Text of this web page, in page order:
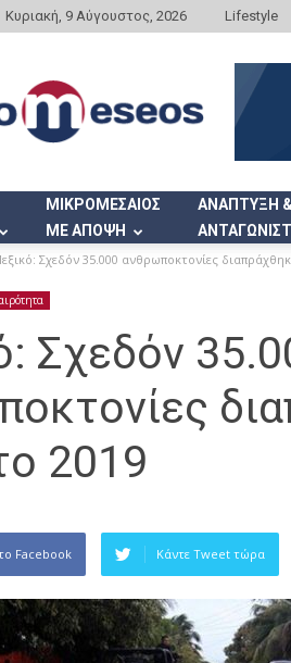
Κυριακή, 9 Αύγουστος, 2026 Lifestyle
ΜΙΚΡΟΜΕΣΑΙΟΣ
ΜΕ ΑΠΟΨΗ
ΑΝΑΠΤΥΞΗ &
Σχεδόν 35.000 ανθρωποκτονίες
Σχεδόν
2019
Facebook Κάντε Tweet τώρα